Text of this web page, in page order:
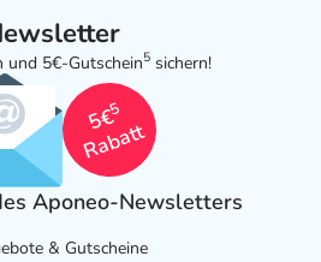
und 5€-Gutschein5 sichern!
5€
5
Rabatt
Aponeo-Newsletters
& Gutscheine